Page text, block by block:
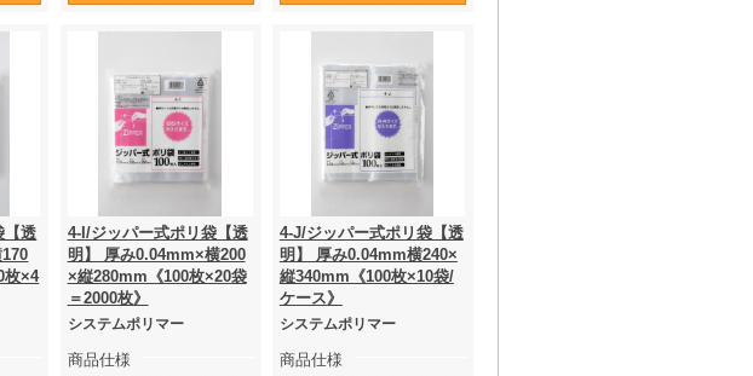
【透
枚×4
4-I/ジッパー式ポリ袋【透
明】 厚み0.04mm×横200
×縦280mm《100枚×20袋
＝2000枚》
システムポリマー
商品仕様
4-J/ジッパー式ポリ袋【透
明】 厚み0.04mm横240×
縦340mm《100枚×10袋/
ケース》
システムポリマー
商品仕様